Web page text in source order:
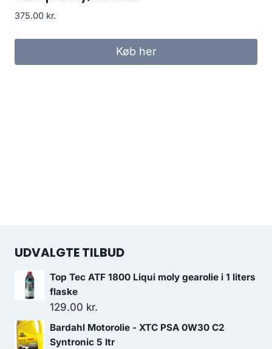
375.00 kr.
Køb her
UDVALGTE TILBUD
Top Tec ATF 1800 Liqui moly gearolie i 1 liters
flaske
129.00 kr.
Bardahl Motorolie - XTC PSA 0W30 C2
Syntronic 5 ltr